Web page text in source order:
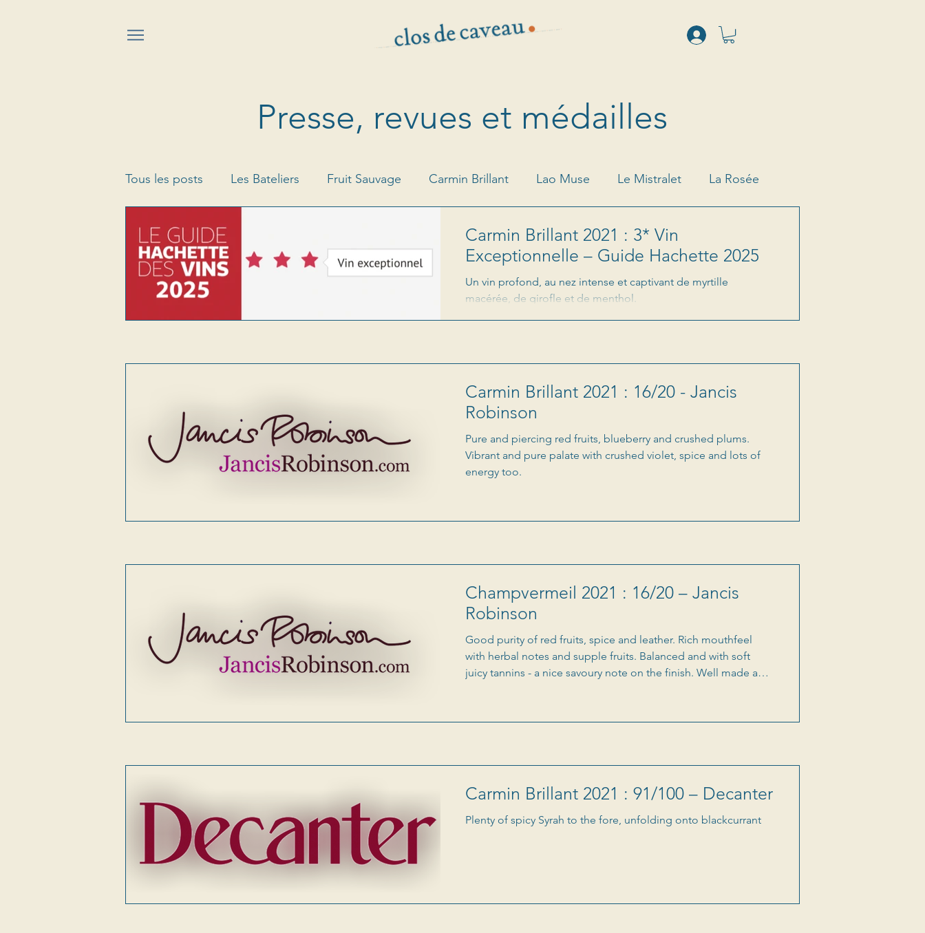
Presse, revues et médailles
Tous les posts Les Bateliers Fruit Sauvage Carmin Brillant Lao Muse Le Mistralet La Rosée
Champvermeil
Carmin Brillant 2021 : 3* Vin
Exceptionnelle – Guide Hachette 2025
Un vin profond, au nez intense et captivant de myrtille
macérée, de girofle et de menthol.
Carmin Brillant 2021 : 16/20 - Jancis
Robinson
Pure and piercing red fruits, blueberry and crushed plums.
Vibrant and pure palate with crushed violet, spice and lots of
energy too.
Champvermeil 2021 : 16/20 – Jancis
Robinson
Good purity of red fruits, spice and leather. Rich mouthfeel
with herbal notes and supple fruits. Balanced and with soft
juicy tannins - a nice savoury note on the finish. Well made and
Carmin Brillant 2021 : 91/100 – Decanter
Plenty of spicy Syrah to the fore, unfolding onto blackcurrant